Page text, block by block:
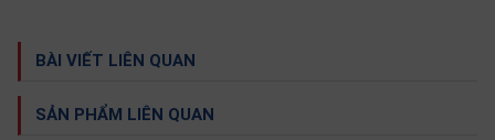
BÀI VIẾT LIÊN QUAN
SẢN PHẨM LIÊN QUAN